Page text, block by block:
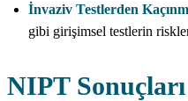
İnvaziv Testlerden
gibi girişimsel testlerin
NIPT